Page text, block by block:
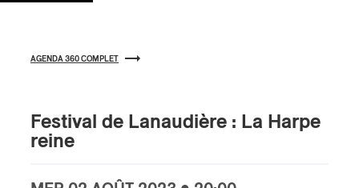
AGENDA 360 COMPLET
Festival de Lanaudière : La Harpe
reine